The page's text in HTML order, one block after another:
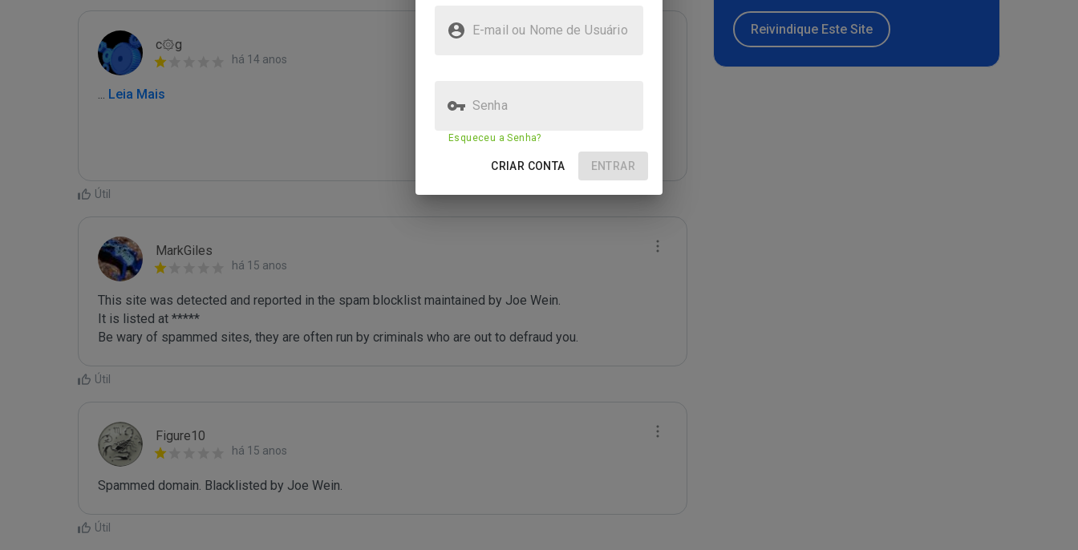
c۞g
há 14 anos
... Leia Mais
Útil
MarkGiles
há 15 anos
This site was detected and reported in the spam blocklist maintained by Joe Wein.
It is listed at *****
Be wary of spammed sites, they are often run by criminals who are out to defraud you.
Útil
Figure10
há 15 anos
Spammed domain. Blacklisted by Joe Wein.
Útil
Reivindique Este Site
E-mail ou Nome de Usuário
Senha
Esqueceu a Senha?
CRIAR CONTA ENTRAR